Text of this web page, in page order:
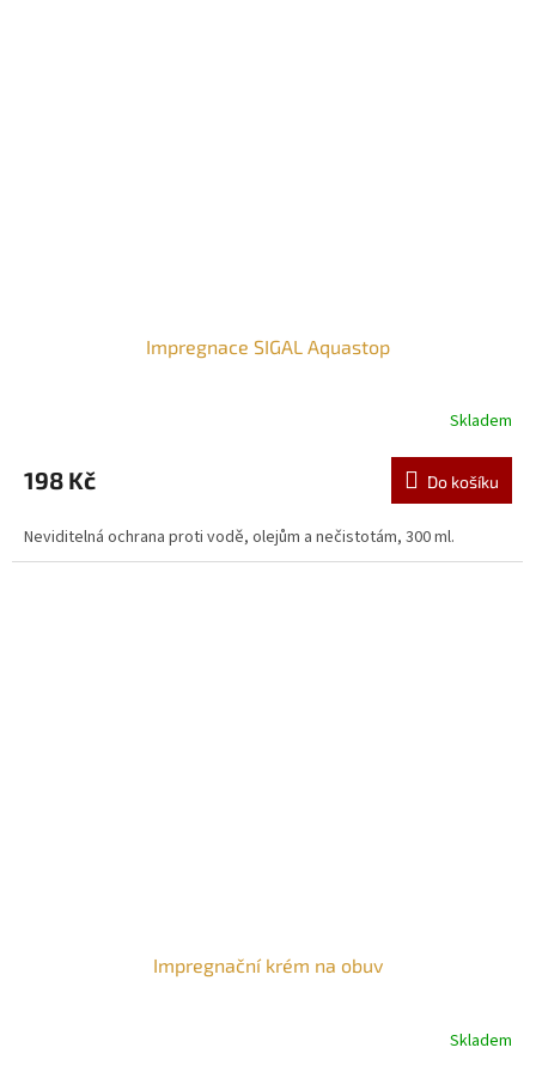
Impregnace SIGAL Aquastop
Skladem
198 Kč Do košíku
Neviditelná ochrana proti vodě, olejům a nečistotám, 300 ml.
Impregnační krém na obuv
Skladem